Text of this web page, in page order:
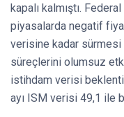
kapalı kalmıştı.
piyasalarda negatif
verisine kadar sürmesi
süreçlerini olumsuz
istihdam verisi
ayı ISM verisi 49,1 ile